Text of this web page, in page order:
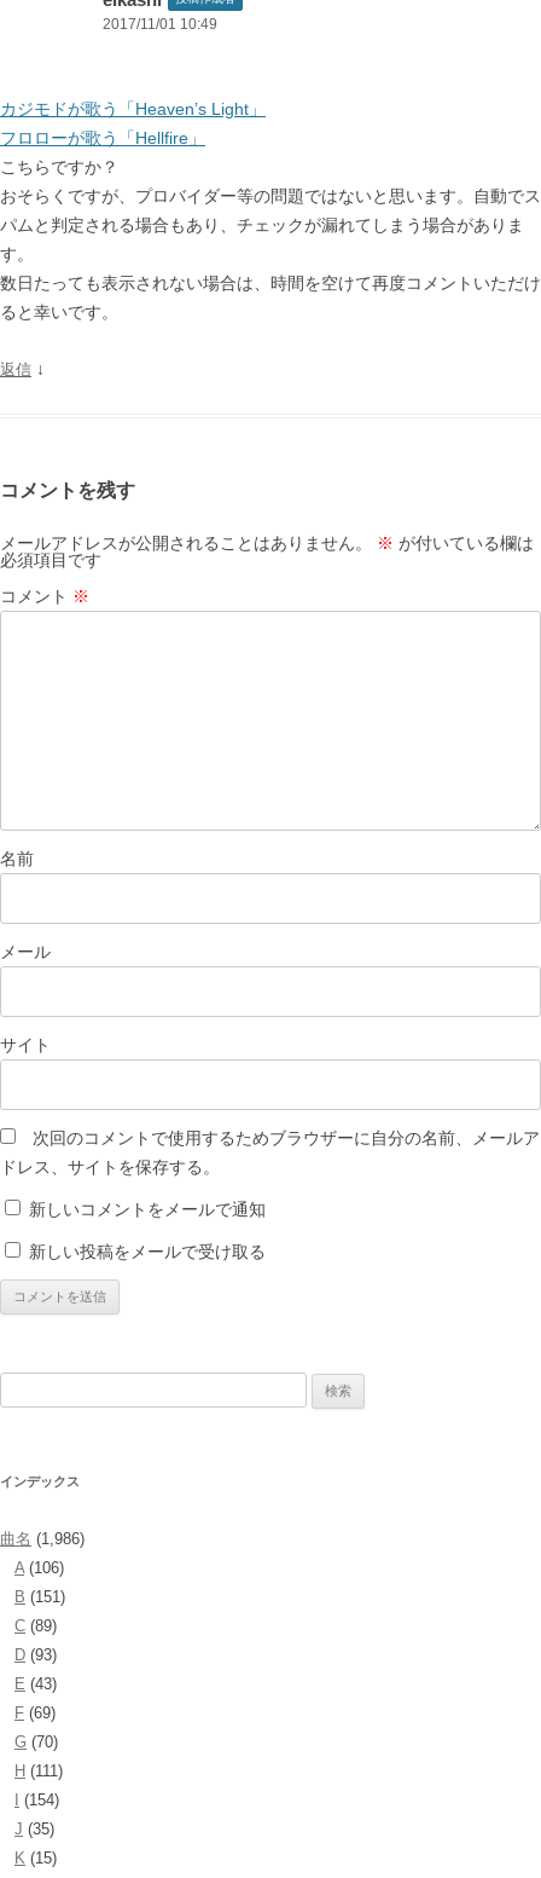
2017/11/01 10:49
カジモドが歌う「Heaven’s Light」
フロローが歌う「Hellfire」
こちらですか？
おそらくですが、プロバイダー等の問題ではないと思います。自動でス
パムと判定される場合もあり、チェックが漏れてしまう場合がありま
す。
数日たっても表示されない場合は、時間を空けて再度コメントいただけ
ると幸いです。
返信 ↓
コメントを残す
メールアドレスが公開されることはありません。 ※ が付いている欄は
必須項目です
コメント ※
名前
メール
サイト
次回のコメントで使用するためブラウザーに自分の名前、メールア
ドレス、サイトを保存する。
新しいコメントをメールで通知
新しい投稿をメールで受け取る
インデックス
曲名 (1,986)
A(106)
B (151)
C (89)
D (93)
E (43)
F (69)
G (70)
H (111)
(154)
J (35)
K (15)